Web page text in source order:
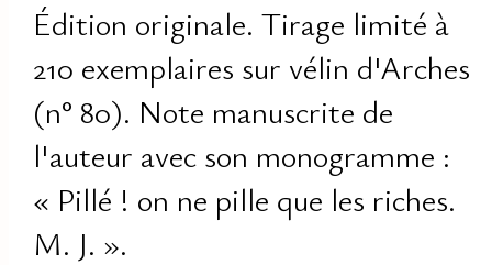
Édition originale. Tirage limité à
210 exemplaires sur vélin d'Arches
(n° 80). Note manuscrite de
l'auteur avec son monogramme :
« Pillé ! on ne pille que les riches.
M. J. ».